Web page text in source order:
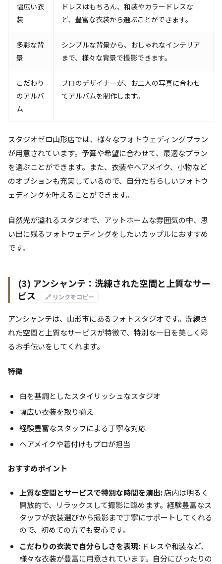
幅広い衣
装
ドレスはもちろん、和装やカラードレスな
ど、豊富な衣装から選ぶことができます。
多彩な背
景
シンプルな背景から、おしゃれなインテリア
まで、様々な背景で撮影できます。
こだわり
のアルバ
ム
プロのデザイナーが、お二人の写真に合わせ
てアルバムを制作します。
スタジオゼロ山形店では、様々なフォトウェディングプラン
が用意されています。予算や希望に合わせて、最適なプラン
を選ぶことができます。また、衣装やヘアメイク、小物など
のオプションも充実しているので、自分たちらしいフォトウ
ェディングを叶えることができます。
自然光が溢れるスタジオで、アットホームな雰囲気の中、思
い出に残るフォトウェディングをしたいカップルにおすすめ
です。
(3) アンシャンテ：洗練された空間と上質なサー
ビス
🔗 リンクをコピー
アンシャンテは、山形市にあるフォトスタジオです。洗練さ
れた空間と上質なサービスが特徴で、特別な一日を美しく彩
るお手伝いをしてくれます。
特徴
白を基調としたスタイリッシュなスタジオ
幅広い衣装を取り揃え
経験豊富なスタッフによる丁寧な対応
ヘアメイクや着付けもプロが担当
おすすめポイント
上質な空間とサービスで特別な時間を演出:店内は明るく
開放的で、リラックスして撮影に臨めます。経験豊富なス
タッフが衣装選びから撮影まで丁寧にサポートしてくれる
ので、初めての方でも安心です。
こだわりの衣装で自分らしさを表現:ドレスや和装など、
様々な衣装が豊富に用意されています。自分にぴったりの